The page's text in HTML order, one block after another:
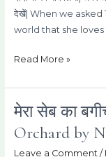
देखें| When we
world that she loves
Butith
–
Grandfather)
Read More »
मेरा सेब का
Orchard by
Leave a Comment /
मेरा
सेब
का